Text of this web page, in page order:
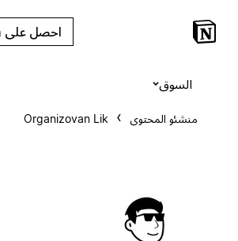
احصل على Notion مجاناً
منشئو المحتوى Organizovan Lik